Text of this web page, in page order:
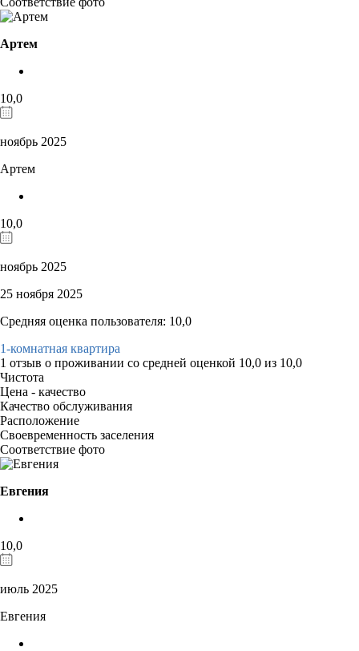
Артем
10,0
ноябрь 2025
Артем
10,0
ноябрь 2025
25 ноября 2025
Средняя оценка пользователя: 10,0
1-комнатная квартира
1 отзыв о проживании со средней оценкой 10,0 из 10,0
Чистота
Цена - качество
Качество обслуживания
Расположение
Своевременность заселения
Соответствие фото
Евгения
10,0
июль 2025
Евгения